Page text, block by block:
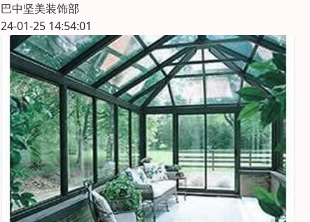
巴中坚美装饰部
24-01-25 14:54:01